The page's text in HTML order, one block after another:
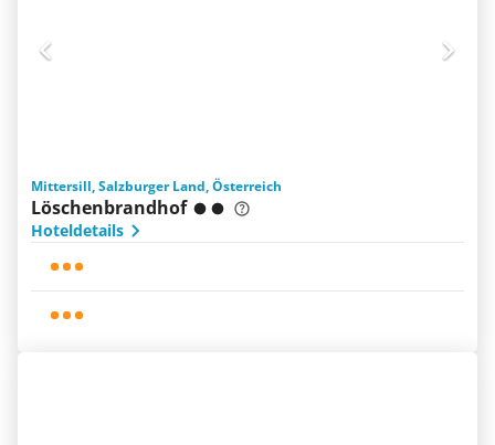
Mittersill, Salzburger Land, Österreich
Löschenbrandhof
Hoteldetails